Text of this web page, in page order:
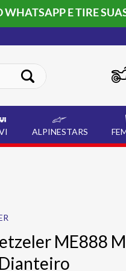
E TIRE
ALPINESTARS
ME888